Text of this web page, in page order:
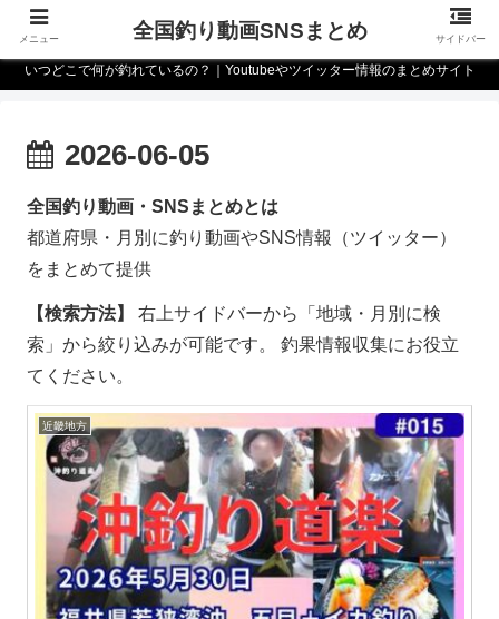
いつどこで何が釣れているの？｜Youtubeやツイッター情報のまとめサイト
2026-06-05
全国釣り動画・SNSまとめとは
都道府県・月別に釣り動画やSNS情報（ツイッター）
をまとめて提供
【検索方法】
右上サイドバーから「地域・月別に検
索」から絞り込みが可能です。 釣果情報収集にお役立
てください。
近畿地方
メニュー 全国釣り動画SNSまとめ サイドバー